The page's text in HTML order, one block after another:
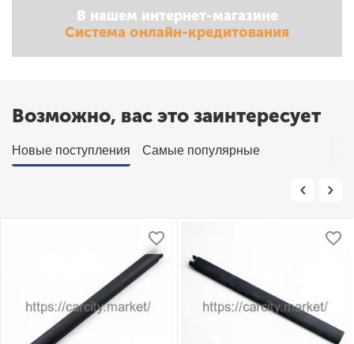
В нашем интернет-магазине
Система онлайн-кредитования
Возможно, вас это заинтересует
Новые поступления Самые популярные